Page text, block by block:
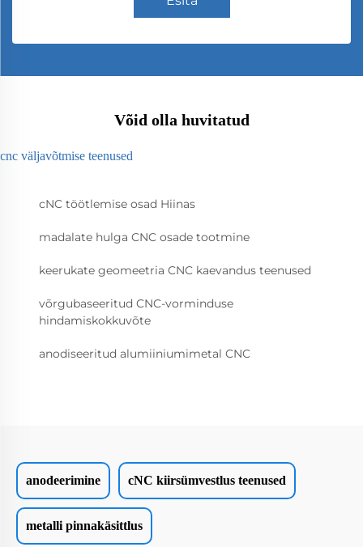
Võid olla huvitatud
cnc väljavõtmise teenused
cNC töötlemise osad Hiinas
madalate hulga CNC osade tootmine
keerukate geomeetria CNC kaevandus teenused
võrgubaseeritud CNC-vorminduse
hindamiskokkuvõte
anodiseeritud alumiiniumimetal CNC
anodeerimine cNC kiirsümvestlus teenused
metalli pinnakäsittlus